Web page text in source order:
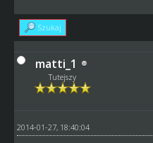
Szukaj
matti_1
Tutejszy
2014-01-27, 18:40:04